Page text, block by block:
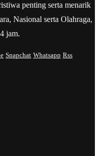
penting serta menarik
Nasional serta Olahraga,
jam.
Snapchat Whatsapp Rss